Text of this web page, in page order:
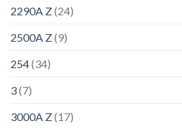
2290A Z(24)
2500A Z(9)
254(34)
3(7)
3000A Z(17)